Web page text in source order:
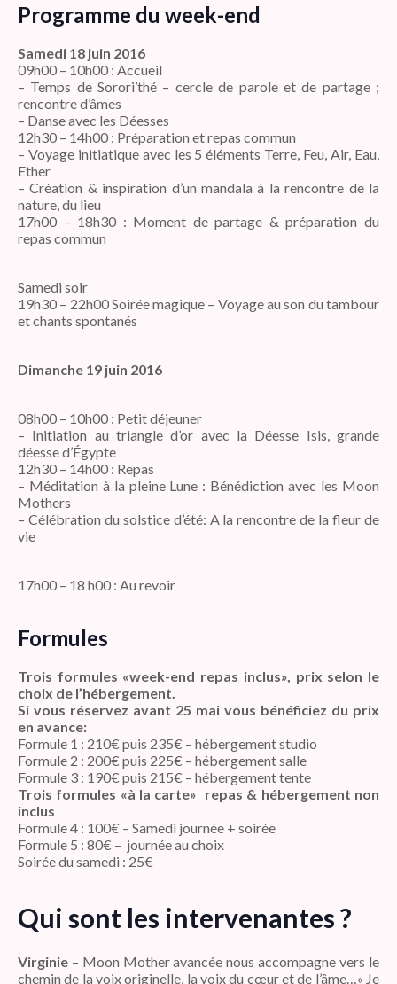
Programme du week-end
Samedi 18 juin 2016
09h00 – 10h00 : Accueil
– Temps de Sorori’thé – cercle de parole et de partage ;
rencontre d’âmes
– Danse avec les Déesses
12h30 – 14h00 : Préparation et repas commun
– Voyage initiatique avec les 5 éléments Terre, Feu, Air, Eau,
Ether
– Création & inspiration d’un mandala à la rencontre de la
nature, du lieu
17h00 – 18h30 : Moment de partage & préparation du
repas commun
Samedi soir
19h30 – 22h00 Soirée magique – Voyage au son du tambour
et chants spontanés
Dimanche 19 juin 2016
08h00 – 10h00 : Petit déjeuner
– Initiation au triangle d’or avec la Déesse Isis, grande
déesse d’Égypte
12h30 – 14h00 : Repas
– Méditation à la pleine Lune : Bénédiction avec les Moon
Mothers
– Célébration du solstice d’été: A la rencontre de la fleur de
vie
17h00 – 18 h00 : Au revoir
Formules
Trois formules «week-end repas inclus», prix selon le
choix de l’hébergement.
Si vous réservez avant 25 mai vous bénéficiez du prix
en avance:
Formule 1 : 210€ puis 235€ – hébergement studio
Formule 2 : 200€ puis 225€ – hébergement salle
Formule 3 : 190€ puis 215€ – hébergement tente
Trois formules «à la carte» repas & hébergement non
inclus
Formule 4 : 100€ – Samedi journée + soirée
Formule 5 : 80€ – journée au choix
Soirée du samedi : 25€
Qui sont les intervenantes ?
Virginie – Moon Mother avancée nous accompagne vers le
chemin de la voix originelle, la voix du cœur et de l’âme…« Je